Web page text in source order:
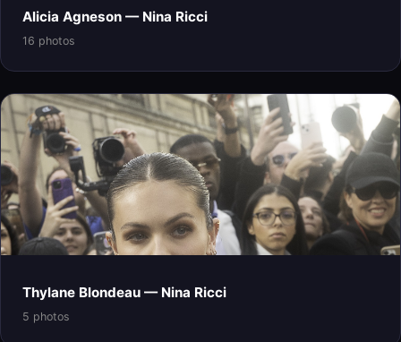
Alicia Agneson — Nina Ricci
16 photos
Thylane Blondeau — Nina Ricci
5 photos